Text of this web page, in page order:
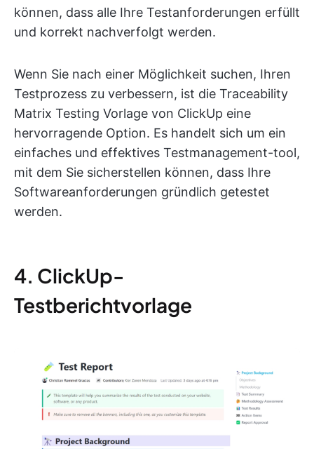
können, dass alle Ihre Testanforderungen erfüllt
und korrekt nachverfolgt werden.
Wenn Sie nach einer Möglichkeit suchen, Ihren
Testprozess zu verbessern, ist die Traceability
Matrix Testing Vorlage von ClickUp eine
hervorragende Option. Es handelt sich um ein
einfaches und effektives Testmanagement-tool,
mit dem Sie sicherstellen können, dass Ihre
Softwareanforderungen gründlich getestet
werden.
4. ClickUp-
Testberichtvorlage